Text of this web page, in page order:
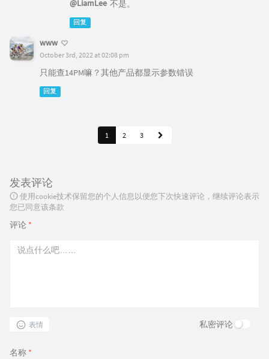
@LiamLee 不是。
回复
www
October 3rd, 2022 at 02:08 pm
只能查14PM嘛？其他产品都显示参数错误
回复
1 2 3
发表评论
使用cookie技术保留您的个人信息以便您下次快速评论，继续评论表示
您已同意该条款
评论 *
表情 私密评论
名称 *